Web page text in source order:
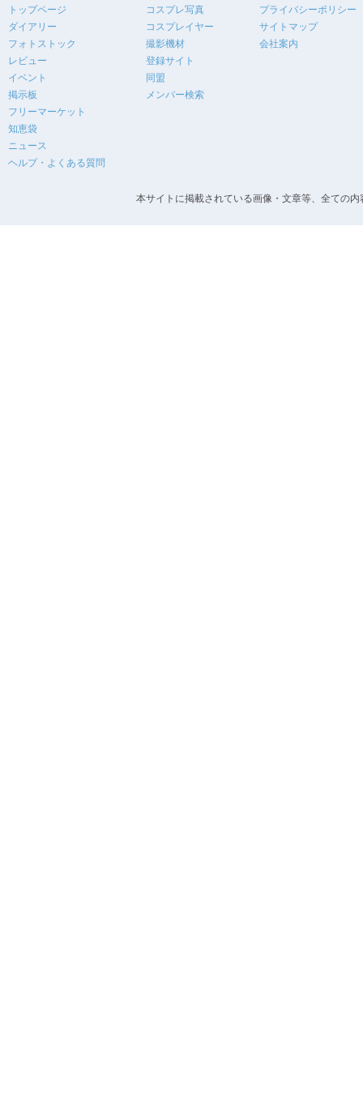
トップページ
ダイアリー
フォトストック
レビュー
イベント
掲示板
フリーマーケット
知恵袋
ニュース
ヘルプ・よくある質問
コスプレ写真
コスプレイヤー
撮影機材
登録サイト
同盟
メンバー検索
プライバシーポリシー
サイトマップ
会社案内
本サイトに掲載されている画像・文章等、全ての